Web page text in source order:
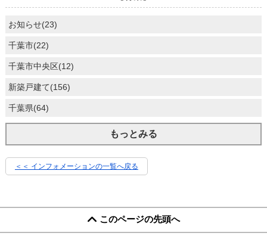
お知らせ(23)
千葉市(22)
千葉市中央区(12)
新築戸建て(156)
千葉県(64)
もっとみる
＜＜ インフォメーションの一覧へ戻る
このページの先頭へ